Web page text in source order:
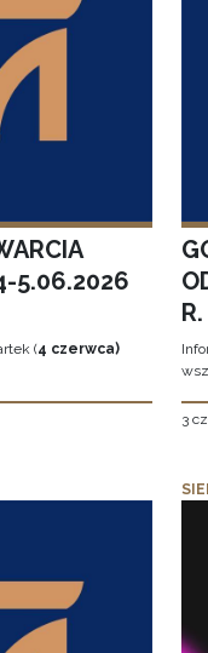
5.06.2026
(4 czerwca)
R.
3